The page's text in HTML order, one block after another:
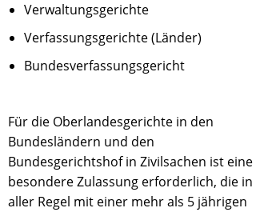
Verwaltungsgerichte
Verfassungsgerichte (Länder)
Bundesverfassungsgericht
Für die Oberlandesgerichte in den
Bundesländern und den
Bundesgerichtshof in Zivilsachen ist eine
besondere Zulassung erforderlich, die in
aller Regel mit einer mehr als 5 jährigen